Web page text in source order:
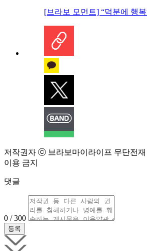
[브라보 모먼트] “덕분에 행
저작권자 ⓒ 브라보마이라이프 무단전
이용 금지
댓글
0 / 300